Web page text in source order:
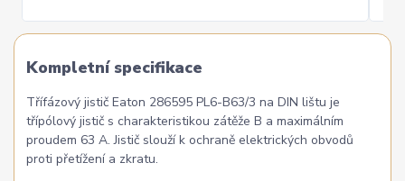
Kompletní specifikace
Třífázový jistič Eaton 286595 PL6-B63/3 na DIN lištu je
třípólový jistič s charakteristikou zátěže B a maximálním
proudem 63 A. Jistič slouží k ochraně elektrických obvodů
proti přetížení a zkratu.